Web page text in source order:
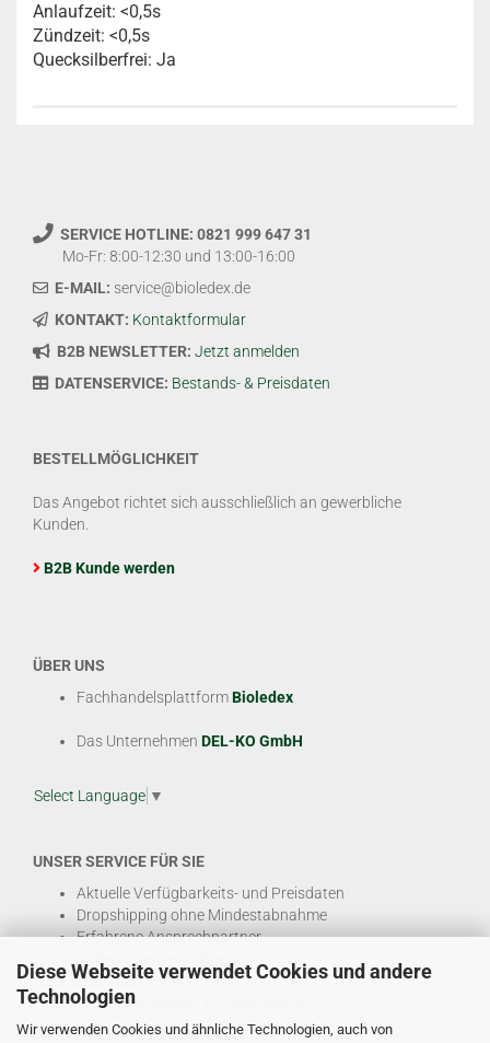
Diese Webseite verwendet Cookies und andere
Technologien
Wir verwenden Cookies und ähnliche Technologien, auch von
Anlaufzeit: <0,5s
Zündzeit: <0,5s
Quecksilberfrei: Ja
SERVICE HOTLINE: 0821 999 647 31
Mo-Fr: 8:00-12:30 und 13:00-16:00
E-MAIL: service@bioledex.de
KONTAKT: Kontaktformular
B2B NEWSLETTER: Jetzt anmelden
DATENSERVICE: Bestands- & Preisdaten
BESTELLMÖGLICHKEIT
Das Angebot richtet sich ausschließlich an gewerbliche
Kunden.
B2B Kunde werden
ÜBER UNS
FachhandelsplattformBioledex
Das Unternehmen DEL-KO GmbH
Select Language ▼
UNSER SERVICE FÜR SIE
Aktuelle Verfügbarkeits- und Preisdaten
Dropshipping ohne Mindestabnahme
Erfahrene Ansprechpartner
Hohe Warenverfügbarkeit
EDI & E-Rechnung
Attraktive Margen & Projektpreise
Und viele weitereB2B Services